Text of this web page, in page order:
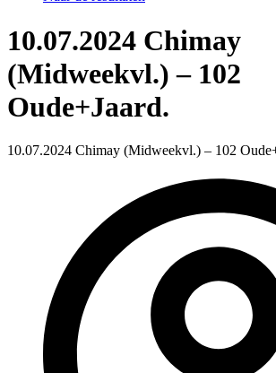
10.07.2024 Chimay
(Midweekvl.) – 102
Oude+Jaard.
10.07.2024 Chimay (Midweekvl.) – 102